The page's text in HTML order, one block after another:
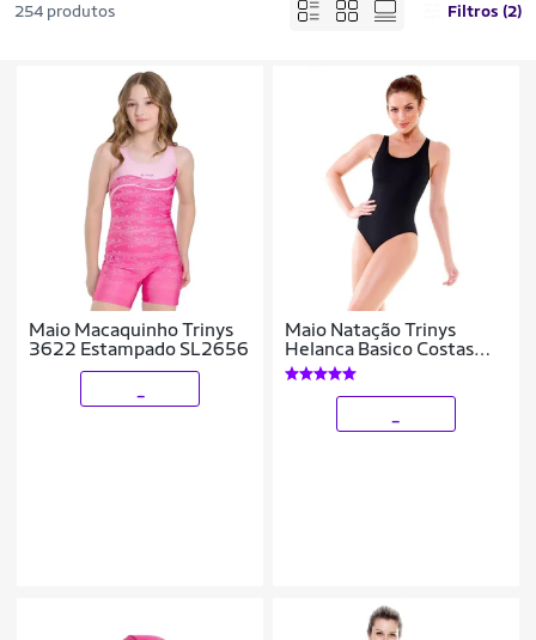
254 produtos Filtros (2)
Maio Macaquinho Trinys
3622 Estampado SL2656
Maio Natação Trinys
Helanca Basico Costas
Nadador Feminino